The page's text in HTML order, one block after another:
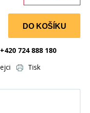
DO KOŠÍKU
+420 724 888 180
Tisk